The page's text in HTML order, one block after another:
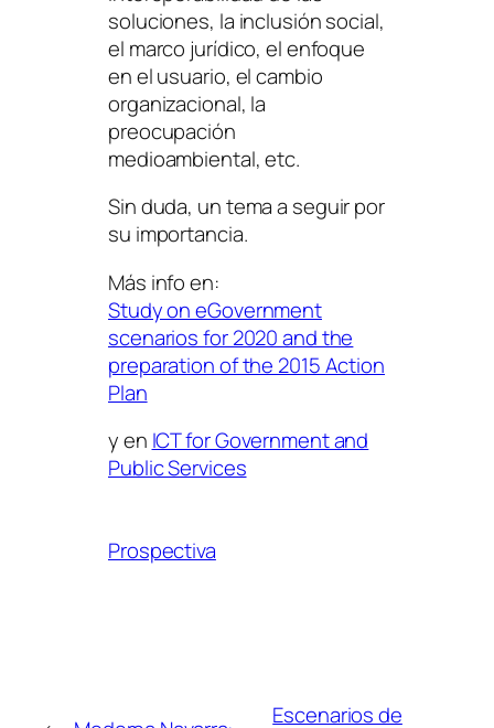
soluciones, la inclusión social,
el marco jurídico, el enfoque
en el usuario, el cambio
organizacional, la
preocupación
medioambiental, etc.
Sin duda, un tema a seguir por
su importancia.
Más info en:
Study on eGovernment
scenarios for 2020 and the
preparation of the 2015 Action
Plan
y en ICT for Government and
Public Services
Prospectiva
Escenarios de